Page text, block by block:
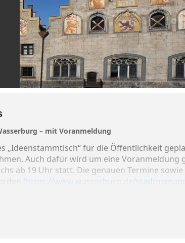
– mit Voranmeldung
„Ideenstammtisch“ für die Öffentlichkeit
Auch dafür wird um eine Voranmeldung
ab 19 Uhr statt. Die genauen Termine
(https://www.wasserburg.de/
folgende derzeit noch unverbindliche